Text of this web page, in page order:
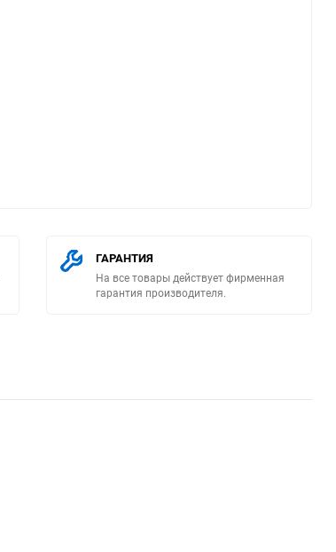
ГАРАНТИЯ
На все товары действует фирменная
гарантия производителя.